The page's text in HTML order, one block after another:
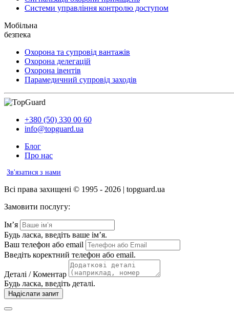
Системи управління контролю доступом
Мобільна
безпека
Охорона та супровід вантажів
Охорона делегацій
Охорона івентів
Парамедичний супровід заходів
+380 (50) 330 00 60
info@topguard.ua
Блог
Про нас
Зв'язатися з нами
Всі права захищені © 1995 - 2026 | topguard.ua
Замовити послугу:
Ім’я
Будь ласка, введіть ваше ім’я.
Ваш телефон або email
Введіть коректний телефон або email.
Деталі / Коментар
Будь ласка, введіть деталі.
Надіслати запит